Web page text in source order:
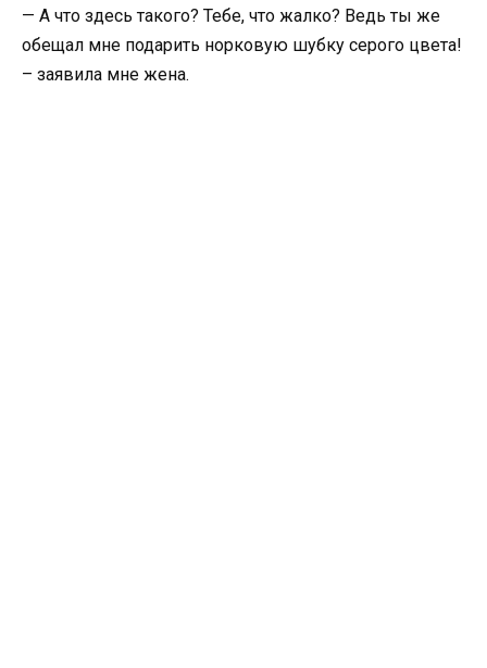
— А что здесь такого? Тебе, что жалко? Ведь ты же
обещал мне подарить норковую шубку серого цвета!
– заявила мне жена.